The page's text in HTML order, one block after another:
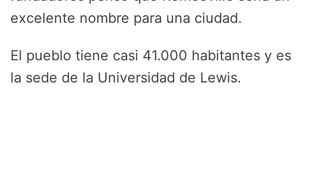
excelente nombre para una ciudad.
El pueblo tiene casi 41.000 habitantes y es
la sede de la Universidad de Lewis.